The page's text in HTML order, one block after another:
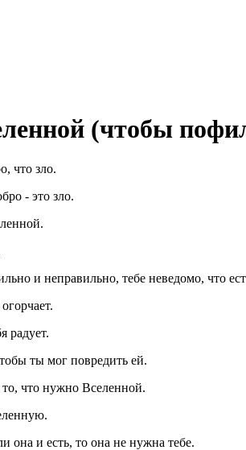
(чтобы
что зло.
- это зло.
и неправильно, тебе неведомо, что
радует.
ты мог повредить ей.
что нужно Вселенной.
она и есть, то она не нужна тебе.